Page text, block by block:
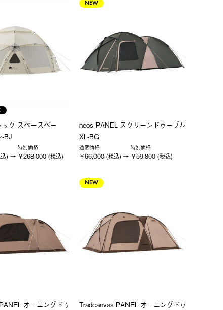
ック スペースベー
-BJ
)
特別価格
￥268,000 (税込)
NEW
neos PANEL スクリーンドゥーブル
XL-BG
通常価格
￥66,000 (税込)
特別価格
￥59,800 (税込)
オーニングドゥ
NEW
Tradcanvas PANEL オーニングドゥ